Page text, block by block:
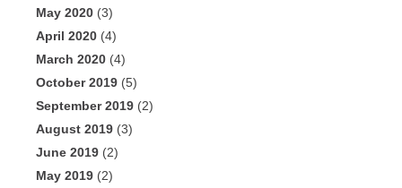
May 2020 (3)
April 2020 (4)
March 2020 (4)
October 2019 (5)
September 2019 (2)
August 2019 (3)
June 2019 (2)
May 2019 (2)